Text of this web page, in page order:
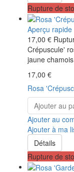
Rupture de
Aperçu rapide
17,00 €
Crépuscule'
jaune
17,00 €
Rosa
Ajouter au
Ajouter au
Ajouter à ma
Détails
Rupture de